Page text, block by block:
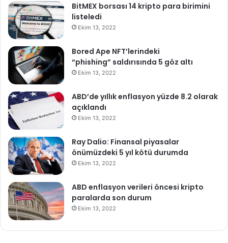
BitMEX borsası 14 kripto para birimini
listeledi
Ekim 13, 2022
Bored Ape NFT’lerindeki
“phishing” saldırısında 5 göz altı
Ekim 13, 2022
ABD’de yıllık enflasyon yüzde 8.2 olarak
açıklandı
Ekim 13, 2022
Ray Dalio: Finansal piyasalar
önümüzdeki 5 yıl kötü durumda
Ekim 13, 2022
ABD enflasyon verileri öncesi kripto
paralarda son durum
Ekim 13, 2022